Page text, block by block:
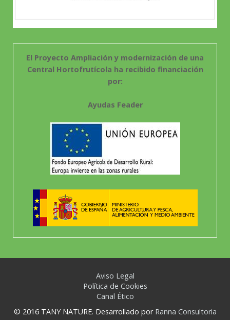
El Proyecto Ampliación y modernización de una
Central Hortofrutícola ha recibido financiación
por:
Ayudas Feader
Aviso Legal
Política de Cookies
Canal Ético
© 2016 TANY NATURE. Desarrollado por Ranna Consultoria